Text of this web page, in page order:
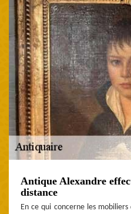
Antique Alexandre
distance
En ce qui concerne les